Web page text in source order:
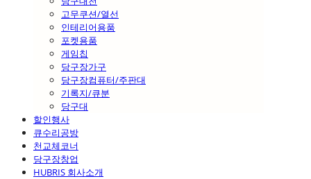
고무쿠션/열선
인테리어용품
포켓용품
게임칩
당구장가구
당구장컴퓨터/주판대
기록지/큐분
당구대
할인행사
큐수리공방
천교체코너
당구장창업
HUBRIS 회사소개